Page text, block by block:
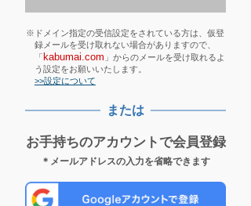
※ドメイン指定の受信設定をされている方は、仮登
録メールを受け取れない場合がありますので、
「 kabumai.com 」からのメールを受け取れるよ
う設定をお願いいたします。
>>設定について
または
お手持ちのアカウントで会員登録
＊メールアドレスの入力を省略できます